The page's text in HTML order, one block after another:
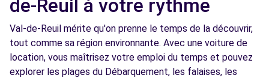
de-Reuil à votre rythme
Val-de-Reuil mérite qu'on prenne le temps de la découvrir,
tout comme sa région environnante. Avec une voiture de
location, vous maîtrisez votre emploi du temps et pouvez
explorer les plages du Débarquement, les falaises, les